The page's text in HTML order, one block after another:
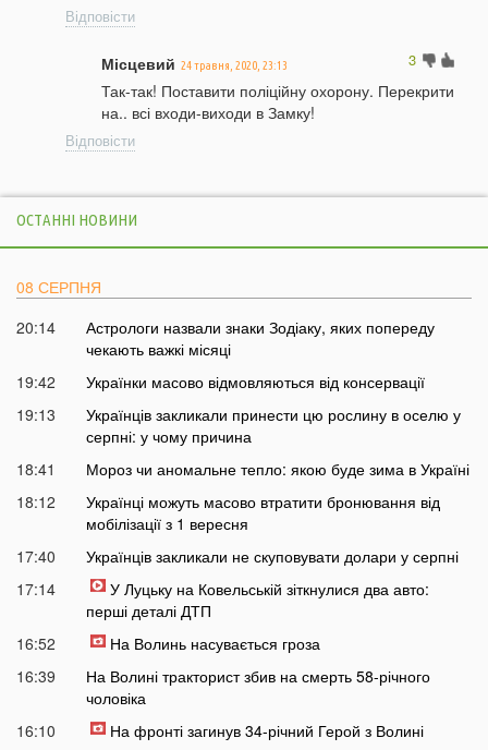
Відповісти
3
Місцевий 24 травня, 2020, 23:13
Так-так! Поставити поліційну охорону. Перекрити
на.. всі входи-виходи в Замку!
Відповісти
ОСТАННІ НОВИНИ
08 СЕРПНЯ
20:14
Астрологи назвали знаки Зодіаку, яких попереду
чекають важкі місяці
19:42
Українки масово відмовляються від консервації
19:13
Українців закликали принести цю рослину в оселю у
серпні: у чому причина
18:41
Мороз чи аномальне тепло: якою буде зима в Україні
18:12
Українці можуть масово втратити бронювання від
мобілізації з 1 вересня
17:40
Українців закликали не скуповувати долари у серпні
17:14
У Луцьку на Ковельській зіткнулися два авто:
перші деталі ДТП
16:52
На Волинь насувається гроза
16:39
На Волині тракторист збив на смерть 58-річного
чоловіка
16:10
На фронті загинув 34-річний Герой з Волині